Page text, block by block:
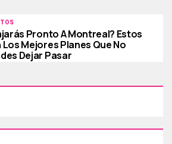
Pronto A Montreal? Estos
Los Mejores Planes Que No
Dejar Pasar